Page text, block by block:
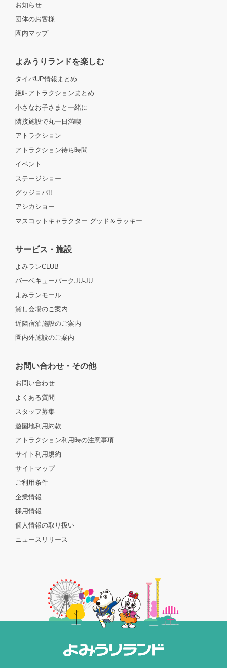
お知らせ
団体のお客様
園内マップ
よみうりランドを楽しむ
タイパUP情報まとめ
絶叫アトラクションまとめ
小さなお子さまと一緒に
隣接施設で丸一日満喫
アトラクション
アトラクション待ち時間
イベント
ステージショー
グッジョバ!!
アシカショー
マスコットキャラクター グッド＆ラッキー
サービス・施設
よみランCLUB
バーベキューパークJU-JU
よみランモール
貸し会場のご案内
近隣宿泊施設のご案内
園内外施設のご案内
お問い合わせ・その他
お問い合わせ
よくある質問
スタッフ募集
遊園地利用約款
アトラクション利用時の注意事項
サイト利用規約
サイトマップ
ご利用条件
企業情報
採用情報
個人情報の取り扱い
ニュースリリース